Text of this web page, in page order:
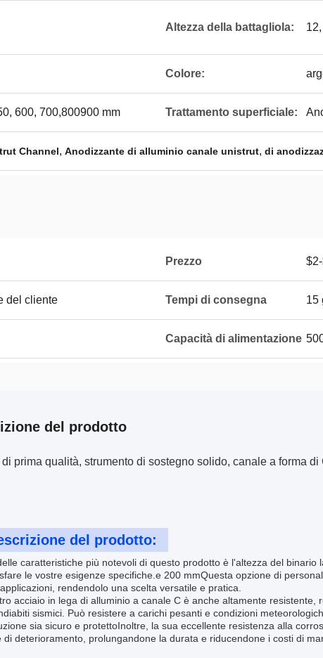
Altezza della battagliola:
Colore:
600, 700,800900 mm Trattamento superficiale:
Channel, Anodizzante di alluminio canale unistrut, di
Prezzo
del cliente Tempi di consegna 15
Capacità di alimentazione
del prodotto
prima qualità, strumento di sostegno solido, canale a forma
del prodotto:
caratteristiche più notevoli di questo prodotto è l'altezza del
le vostre esigenze specifiche.e 200 mmQuesta opzione di
rendendolo una scelta versatile e pratica.
acciaio in lega di alluminio a canale C è anche altamente
sismici. Può resistere a carichi pesanti e condizioni
sia sicuro e protettoInoltre, la sua eccellente resistenza alla
di deterioramento, prolungandone la durata e riducendone i costi di